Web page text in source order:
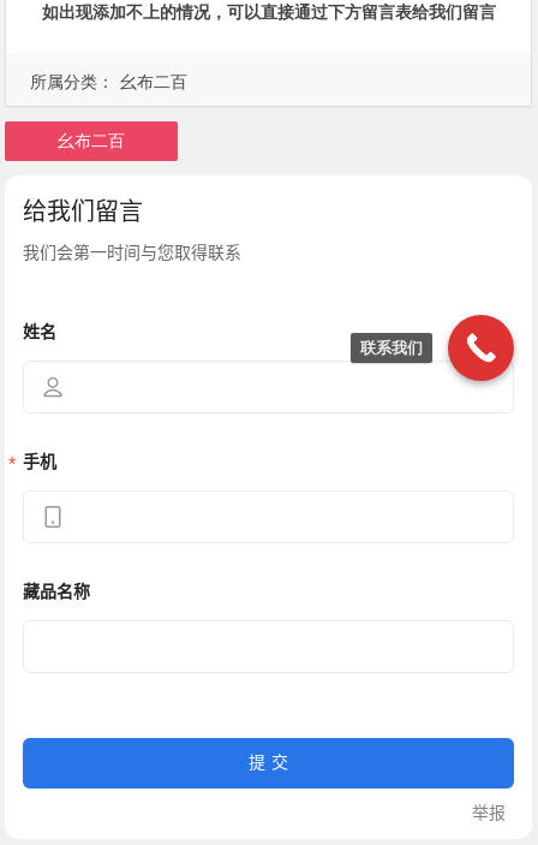
所属分类： 幺布二百
如出现添加不上的情况，可以直接通过下方留言表给我们留言
幺布二百
联系我们